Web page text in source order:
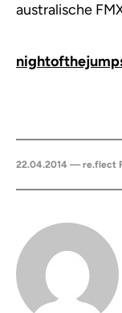
australische
22.04.2014 — re.flect